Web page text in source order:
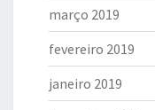
março 2019
fevereiro 2019
janeiro 2019